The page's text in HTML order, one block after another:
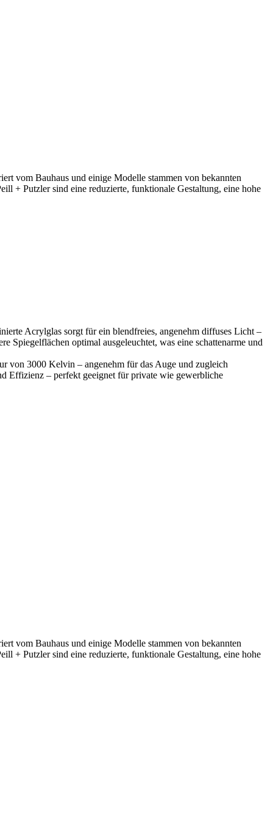
vom Bauhaus und einige Modelle stammen von bekannten
+ Putzler sind eine reduzierte, funktionale Gestaltung, eine hohe
Acrylglas sorgt für ein blendfreies, angenehm diffuses Licht –
Spiegelflächen optimal ausgeleuchtet, was eine schattenarme und
von 3000 Kelvin – angenehm für das Auge und zugleich
Effizienz – perfekt geeignet für private wie gewerbliche
vom Bauhaus und einige Modelle stammen von bekannten
+ Putzler sind eine reduzierte, funktionale Gestaltung, eine hohe